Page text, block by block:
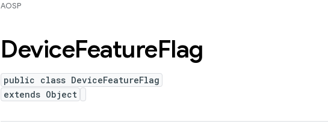
AOSP
DeviceFeatureFlag
public class DeviceFeatureFlag
extends Object